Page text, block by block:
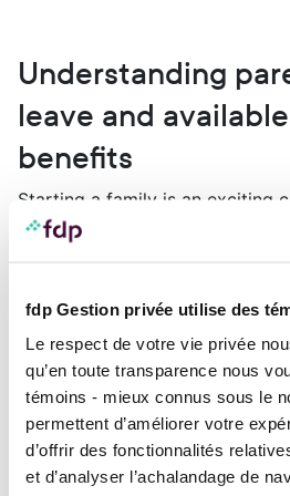
fdp Gestion privée utilise des
Le respect de votre vie privée
qu’en toute transparence nous
témoins - mieux connus sous le
permettent d’améliorer votre
d’offrir des fonctionnalités
et d’analyser l’achalandage de
Understanding
leave and available
benefits
Starting a family is an exciting
your life! It’s a major step that
about big changes in your
finances.
Getting organized
parental leave
As future parents, you will have
number of decisions, plan the
to which you are entitled,